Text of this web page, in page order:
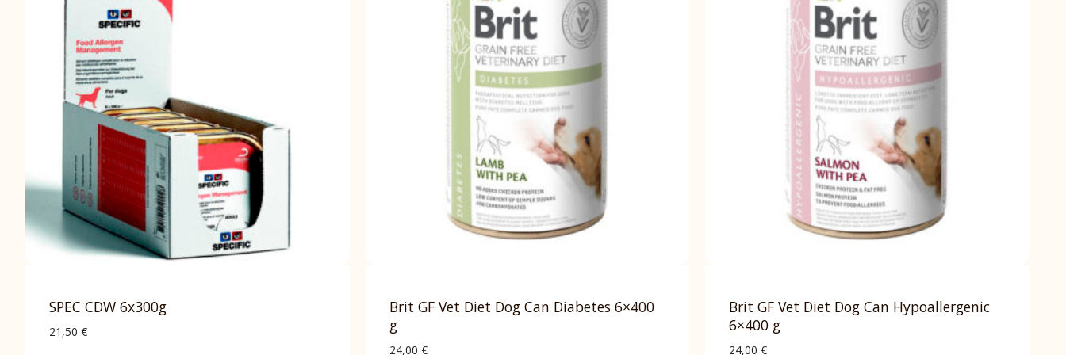
SPEC CDW 6x300g
21,50 €
Brit GF Vet Diet Dog Can Diabetes 6×400
g
24,00 €
Brit GF Vet Diet Dog Can Hypoallergenic
6×400 g
24,00€